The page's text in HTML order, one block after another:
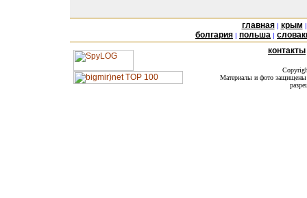
главная| крым
болгария | польша |
контакты
Материалы и фото защищены